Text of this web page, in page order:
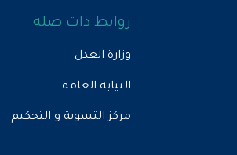
روابط ذات صلة
وزارة العدل
النيابة العامة
مركز التسوية و التحكيم